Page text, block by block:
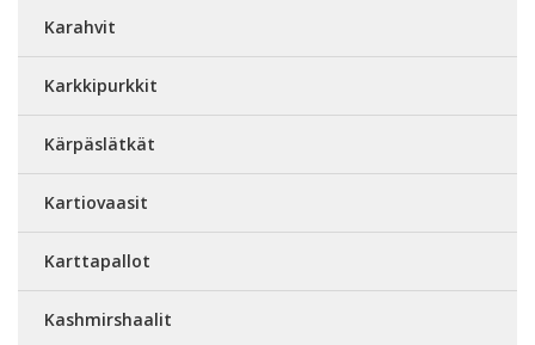
Karahvit
Karkkipurkkit
Kärpäslätkät
Kartiovaasit
Karttapallot
Kashmirshaalit